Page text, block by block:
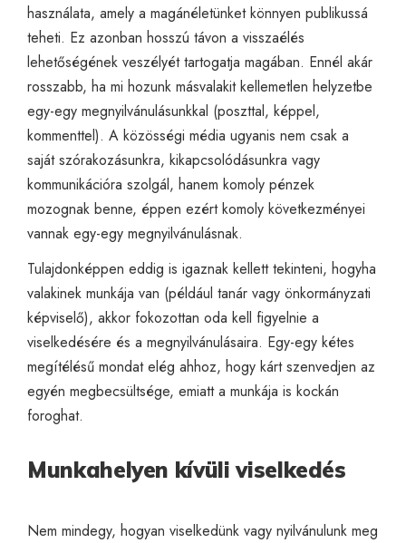
használata, amely a magánéletünket könnyen publikussá
teheti. Ez azonban hosszú távon a visszaélés
lehetőségének veszélyét tartogatja magában. Ennél akár
rosszabb, ha mi hozunk másvalakit kellemetlen helyzetbe
egy-egy megnyilvánulásunkkal (poszttal, képpel,
kommenttel). A közösségi média ugyanis nem csak a
saját szórakozásunkra, kikapcsolódásunkra vagy
kommunikációra szolgál, hanem komoly pénzek
mozognak benne, éppen ezért komoly következményei
vannak egy-egy megnyilvánulásnak.
Tulajdonképpen eddig is igaznak kellett tekinteni, hogyha
valakinek munkája van (például tanár vagy önkormányzati
képviselő), akkor fokozottan oda kell figyelnie a
viselkedésére és a megnyilvánulásaira. Egy-egy kétes
megítélésű mondat elég ahhoz, hogy kárt szenvedjen az
egyén megbecsültsége, emiatt a munkája is kockán
foroghat.
Munkahelyen kívüli viselkedés
Nem mindegy, hogyan viselkedünk vagy nyilvánulunk meg